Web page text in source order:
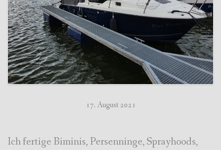
17. August 2021
Ich fertige Biminis, Persenninge, Sprayhoods,